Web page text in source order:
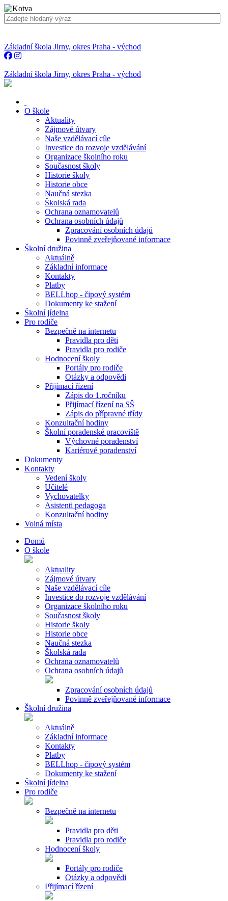
Základní škola Jirny, okres Praha - východ
Základní škola Jirny, okres Praha - východ
O škole
Aktuality
Zájmové útvary
Naše vzdělávací cíle
Investice do rozvoje vzdělávání
Organizace školního roku
Současnost školy
Historie školy
Historie obce
Naučná stezka
Školská rada
Ochrana oznamovatelů
Ochrana osobních údajů
Zpracování osobních údajů
Povinně zveřejňované informace
Školní družina
Aktuálně
Základní informace
Kontakty
Platby
BELLhop - čipový systém
Dokumenty ke stažení
Školní jídelna
Pro rodiče
Bezpečně na internetu
Pravidla pro děti
Pravidla pro rodiče
Hodnocení školy
Portály pro rodiče
Otázky a odpovědi
Přijímací řízení
Zápis do 1.ročníku
Přijímací řízení na SŠ
Zápis do přípravné třídy
Konzultační hodiny
Školní poradenské pracoviště
Výchovné poradenství
Kariérové poradenství
Dokumenty
Kontakty
Vedení školy
Učitelé
Vychovatelky
Asistenti pedagoga
Konzultační hodiny
Volná místa
Domů
O škole
Aktuality
Zájmové útvary
Naše vzdělávací cíle
Investice do rozvoje vzdělávání
Organizace školního roku
Současnost školy
Historie školy
Historie obce
Naučná stezka
Školská rada
Ochrana oznamovatelů
Ochrana osobních údajů
Zpracování osobních údajů
Povinně zveřejňované informace
Školní družina
Aktuálně
Základní informace
Kontakty
Platby
BELLhop - čipový systém
Dokumenty ke stažení
Školní jídelna
Pro rodiče
Bezpečně na internetu
Pravidla pro děti
Pravidla pro rodiče
Hodnocení školy
Portály pro rodiče
Otázky a odpovědi
Přijímací řízení